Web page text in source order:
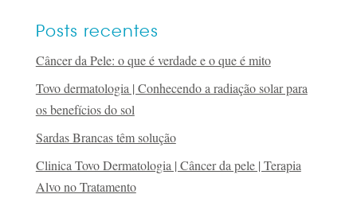
Posts recentes
Câncer da Pele: o que é verdade e o que é mito
Tovo dermatologia | Conhecendo a radiação solar para
os benefícios do sol
Sardas Brancas têm solução
Clinica Tovo Dermatologia | Câncer da pele | Terapia
Alvo no Tratamento